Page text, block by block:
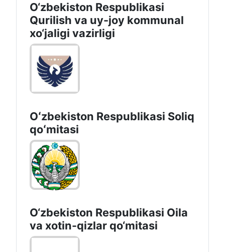
O‘zbekiston Respublikasi
Qurilish va uy-joy kommunal
xo‘jaligi vazirligi
Oʻzbekiston Respublikasi Soliq
qoʻmitasi
O‘zbekiston Respublikasi Oila
va xotin-qizlar qo‘mitasi